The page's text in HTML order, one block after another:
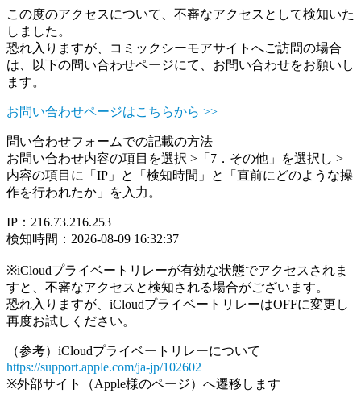
この度のアクセスについて、不審なアクセスとして検知いた
しました。
恐れ入りますが、コミックシーモアサイトへご訪問の場合
は、以下の問い合わせページにて、お問い合わせをお願いし
ます。
お問い合わせページはこちらから >>
問い合わせフォームでの記載の方法
お問い合わせ内容の項目を選択 >「7．その他」を選択し >
内容の項目に「IP」と「検知時間」と「直前にどのような操
作を行われたか」を入力。
IP：216.73.216.253
検知時間：2026-08-09 16:32:37
※iCloudプライベートリレーが有効な状態でアクセスされま
すと、不審なアクセスと検知される場合がございます。
恐れ入りますが、iCloudプライベートリレーはOFFに変更し
再度お試しください。
（参考）iCloudプライベートリレーについて
https://support.apple.com/ja-jp/102602
※外部サイト（Apple様のページ）へ遷移します